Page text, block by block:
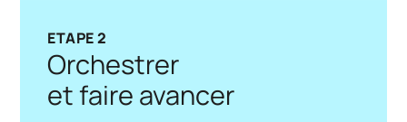
ETAPE 2
Orchestrer
et faire avancer